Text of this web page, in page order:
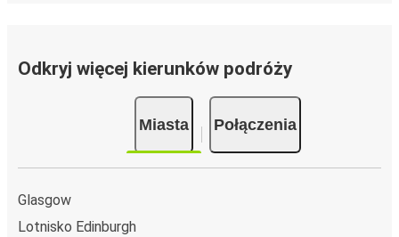
Odkryj więcej kierunków podróży
Miasta Połączenia
Glasgow
Lotnisko Edinburgh